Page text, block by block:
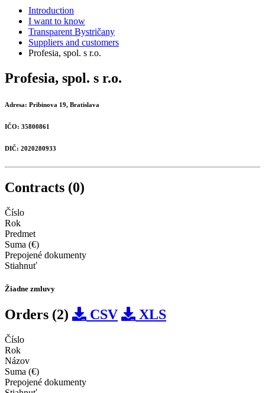
Introduction
I want to know
Transparent Bystričany
Suppliers and customers
Profesia, spol. s r.o.
Profesia, spol. s r.o.
Adresa: Pribinova 19, Bratislava
IČO: 35800861
DIČ: 2020280933
Contracts (0)
Číslo
Rok
Predmet
Suma (€)
Prepojené dokumenty
Stiahnuť
Žiadne zmluvy
Orders (2) CSV XLS
Číslo
Rok
Názov
Suma (€)
Prepojené dokumenty